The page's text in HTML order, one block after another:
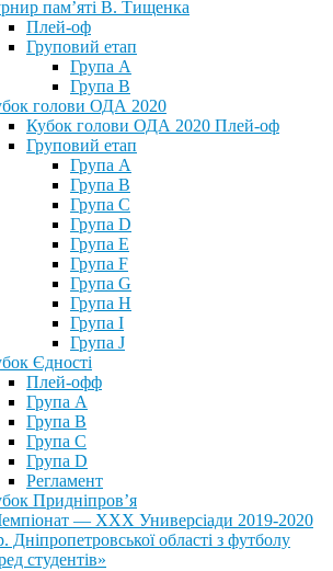
пам’яті В. Тищенка
Плей-оф
Груповий етап
Група А
Група В
голови ОДА 2020
Кубок голови ОДА 2020 Плей-оф
Груповий етап
Група A
Група B
Група C
Група D
Група E
Група F
Група G
Група H
Група I
Група J
Єдності
Плей-офф
Група А
Група В
Група С
Група D
Регламент
Придніпров’я
— ХХХ Универсіади 2019-2020
Дніпропетровської області з футболу
студентів»